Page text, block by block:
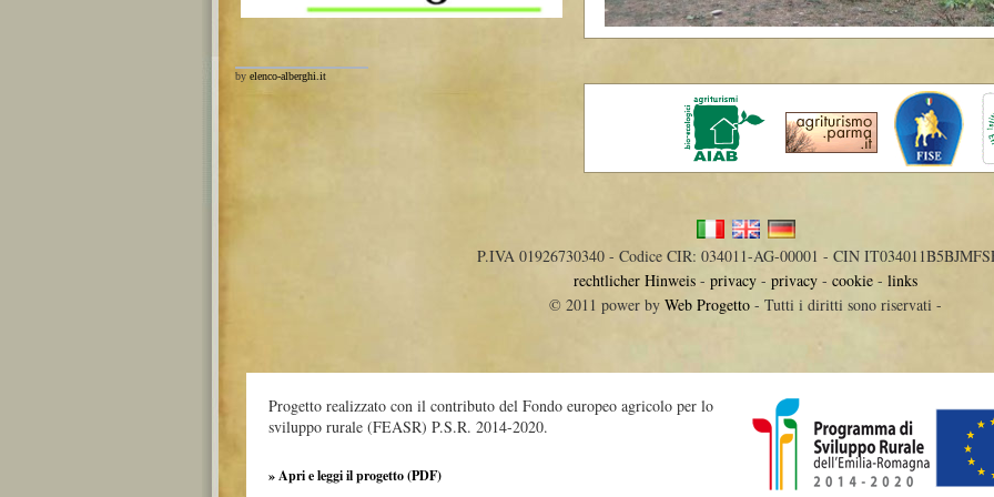
by elenco-alberghi.it
P.IVA 01926730340 - Codice CIR: 034011-AG-00001 - CIN
rechtlicher Hinweis - privacy - privacy - cookie - links
© 2011 power by Web Progetto - Tutti i diritti sono riservati -
Progetto realizzato con il contributo del Fondo europeo agricolo per lo
sviluppo rurale (FEASR) P.S.R. 2014-2020.
» Apri e leggi il progetto (PDF)